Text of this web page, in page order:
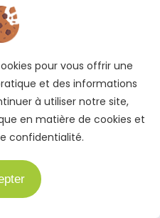
pour rester informé des
offres
pour vous offrir une
et des informations
à utiliser notre site,
en matière de cookies et
confidentialité.